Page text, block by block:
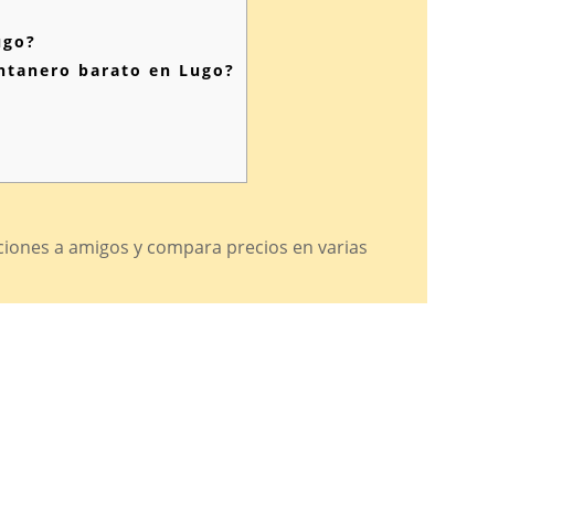
barato en Lugo?
a amigos y compara precios en varias